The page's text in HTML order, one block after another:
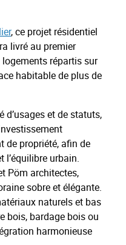
, ce projet résidentiel
livré au premier
répartis sur
habitable de plus de
d’usages et de statuts,
de propriété, afin de
l’équilibre urbain.
Pöm architectes,
sobre et élégante.
naturels et bas
bois, bardage bois ou
harmonieuse